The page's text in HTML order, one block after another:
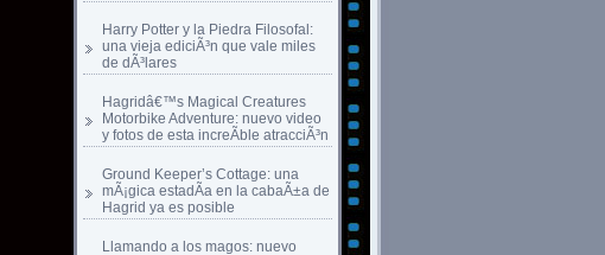
Harry Potter y la Piedra Filosofal:
una vieja ediciÃ³n que vale miles
de dÃ³lares
Hagridâ€™s Magical Creatures
Motorbike Adventure: nuevo video
y fotos de esta increÃ­ble atracciÃ³n
Ground Keeper’s Cottage: una
mÃ¡gica estadÃ­a en la cabaÃ±a de
Hagrid ya es posible
Llamando a los magos: nuevo